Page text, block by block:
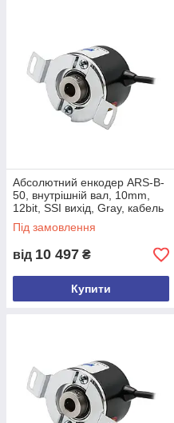
Абсолютний енкодер ARS-B-
50, внутрішній вал, 10mm,
12bit, SSI вихід, Gray, кабель
5м, боковий
Під замовлення
від 10 497 ₴
Купити